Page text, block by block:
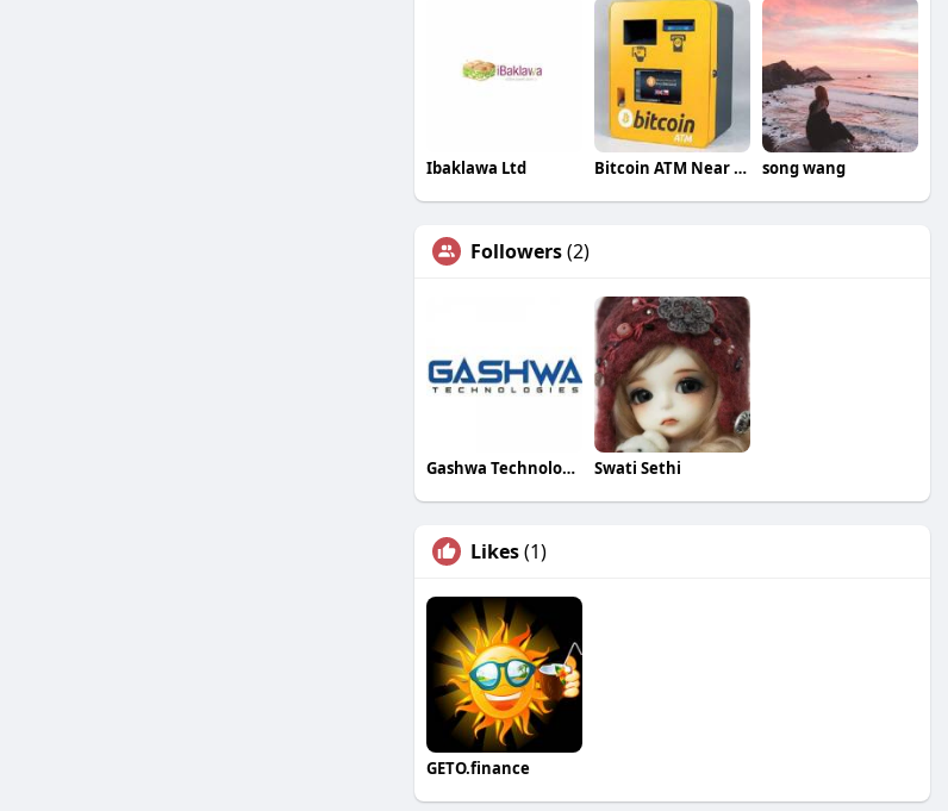
Ibaklawa Ltd Bitcoin ATM Near Me song wang
Followers(2)
Gashwa Technologies Swati Sethi
Likes(1)
GETO.finance